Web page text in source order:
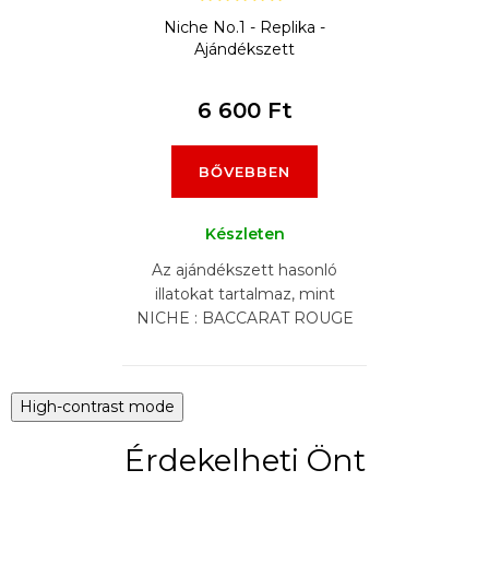
Niche No.1 - Replika -
Ajándékszett
6 600 Ft
BŐVEBBEN
Készleten
Az ajándékszett hasonló
illatokat tartalmaz, mint
NICHE : BACCARAT ROUGE
BYREDO GYPSY WATER,...
High-contrast mode
Érdekelheti Önt